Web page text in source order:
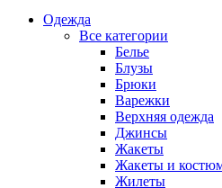
Одежда
Все категории
Белье
Блузы
Брюки
Варежки
Верхняя одежда
Джинсы
Жакеты
Жакеты и
Жилеты